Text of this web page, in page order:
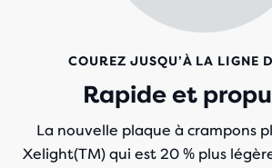
COUREZ JUSQU’À LA LIGNE
Rapide et
La nouvelle plaque à crampons
Xelight(TM) qui est 20 % plus